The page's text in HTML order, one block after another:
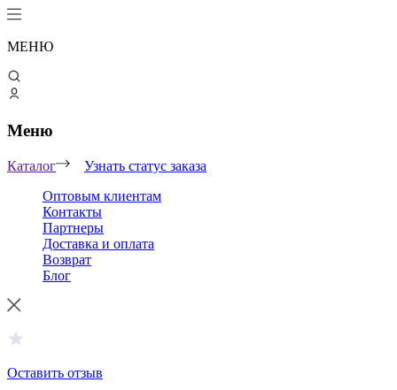
МЕНЮ
Меню
Каталог
Узнать статус заказа
Оптовым клиентам
Контакты
Партнеры
Доставка и оплата
Возврат
Блог
Оставить отзыв